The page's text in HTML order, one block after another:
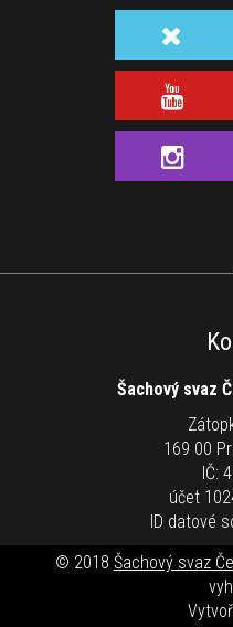
Šachový svaz
169 00
IČ:
účet
ID datové
© 2018 Šachový svaz